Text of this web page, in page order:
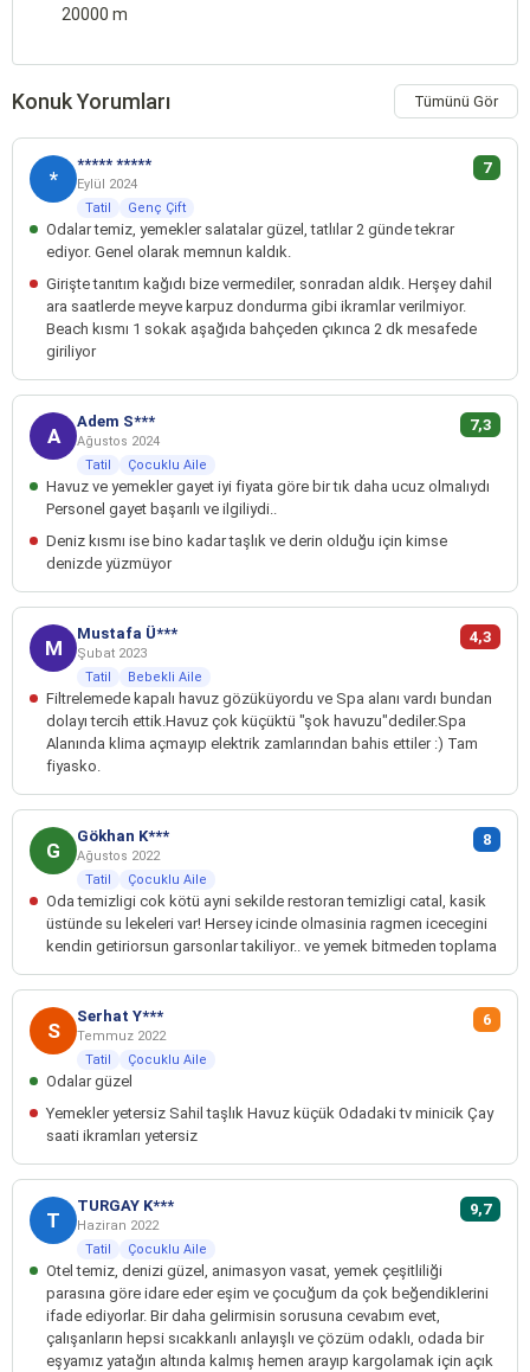
20000 m
Konuk Yorumları Tümünü Gör
*
***** *****
Eylül 2024
Tatil
Genç Çift
7
Odalar temiz, yemekler salatalar güzel, tatlılar 2 günde tekrar
ediyor. Genel olarak memnun kaldık.
Girişte tanıtım kağıdı bize vermediler, sonradan aldık. Herşey dahil
ara saatlerde meyve karpuz dondurma gibi ikramlar verilmiyor.
Beach kısmı 1 sokak aşağıda bahçeden çıkınca 2 dk mesafede
giriliyor
A
Adem S***
Ağustos 2024
Tatil
Çocuklu Aile
7,3
Havuz ve yemekler gayet iyi fiyata göre bir tık daha ucuz olmalıydı
Personel gayet başarılı ve ilgiliydi..
Deniz kısmı ise bino kadar taşlık ve derin olduğu için kimse
denizde yüzmüyor
M
Mustafa Ü***
Şubat 2023
Tatil
Bebekli Aile
4,3
Filtrelemede kapalı havuz gözüküyordu ve Spa alanı vardı bundan
dolayı tercih ettik.Havuz çok küçüktü "şok havuzu"dediler.Spa
Alanında klima açmayıp elektrik zamlarından bahis ettiler :) Tam
fiyasko.
G
Gökhan K***
Ağustos 2022
Tatil
Çocuklu Aile
8
Oda temizligi cok kötü ayni sekilde restoran temizligi catal, kasik
üstünde su lekeleri var! Hersey icinde olmasinia ragmen icecegini
kendin getiriorsun garsonlar takiliyor.. ve yemek bitmeden toplama
S
Serhat Y***
Temmuz 2022
Tatil
Çocuklu Aile
6
Odalar güzel
Yemekler yetersiz Sahil taşlık Havuz küçük Odadaki tv minicik Çay
saati ikramları yetersiz
T
TURGAY K***
Haziran 2022
Tatil
Çocuklu Aile
9,7
Otel temiz, denizi güzel, animasyon vasat, yemek çeşitliliği
parasına göre idare eder eşim ve çocuğum da çok beğendiklerini
ifade ediyorlar. Bir daha gelirmisin sorusuna cevabım evet,
çalışanların hepsi sıcakkanlı anlayışlı ve çözüm odaklı, odada bir
eşyamız yatağın altında kalmış hemen arayıp kargolamak için açık